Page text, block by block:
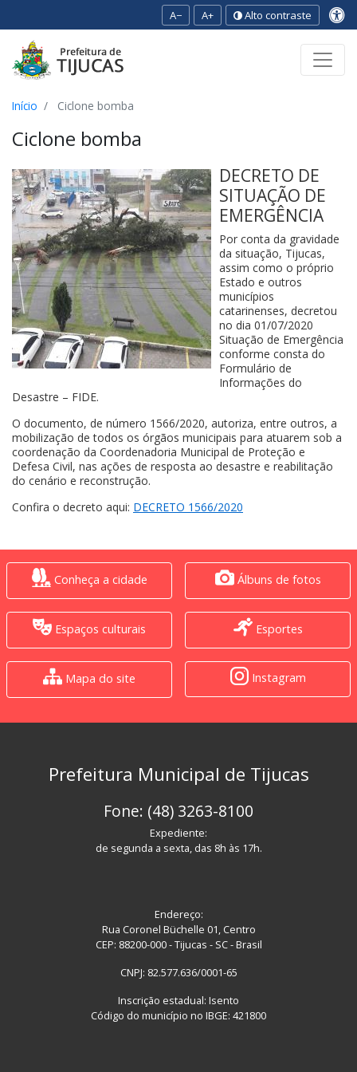
A− A+ Alto contraste
Início Ciclone bomba
Ciclone bomba
DECRETO DE
SITUAÇÃO DE
EMERGÊNCIA
Por conta da gravidade
da situação, Tijucas,
assim como o próprio
Estado e outros
municípios
catarinenses, decretou
no dia 01/07/2020
Situação de Emergência
conforme consta do
Formulário de
Informações do
Desastre – FIDE.
O documento, de número 1566/2020, autoriza, entre outros, a
mobilização de todos os órgãos municipais para atuarem sob a
coordenação da Coordenadoria Municipal de Proteção e
Defesa Civil, nas ações de resposta ao desastre e reabilitação
do cenário e reconstrução.
Confira o decreto aqui: DECRETO 1566/2020
Conheça a cidade Álbuns de fotos
Espaços culturais Esportes
Mapa do site Instagram
Prefeitura Municipal de Tijucas
Fone: (48) 3263-8100
Expediente:
de segunda a sexta, das 8h às 17h.
Endereço:
Rua Coronel Büchelle 01, Centro
CEP: 88200-000 - Tijucas - SC - Brasil
CNPJ: 82.577.636/0001-65
Inscrição estadual: Isento
Código do município no IBGE: 421800